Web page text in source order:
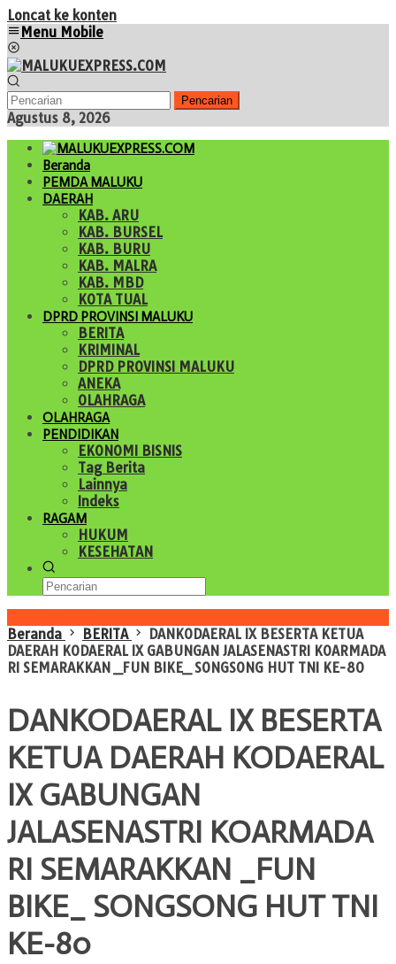
Loncat ke konten
Menu Mobile
Pencarian
Agustus 8, 2026
Beranda
PEMDA MALUKU
DAERAH
KAB. ARU
KAB. BURSEL
KAB. BURU
KAB. MALRA
KAB. MBD
KOTA TUAL
DPRD PROVINSI MALUKU
BERITA
KRIMINAL
DPRD PROVINSI MALUKU
ANEKA
OLAHRAGA
OLAHRAGA
PENDIDIKAN
EKONOMI BISNIS
Tag Berita
Lainnya
Indeks
RAGAM
HUKUM
KESEHATAN
Beranda
BERITA
DANKODAERAL IX BESERTA KETUA
DAERAH KODAERAL IX GABUNGAN JALASENASTRI KOARMADA
RI SEMARAKKAN _FUN BIKE_ SONGSONG HUT TNI KE-80
DANKODAERAL IX BESERTA
KETUA DAERAH KODAERAL
IX GABUNGAN
JALASENASTRI KOARMADA
RI SEMARAKKAN _FUN
BIKE_ SONGSONG HUT TNI
KE-80